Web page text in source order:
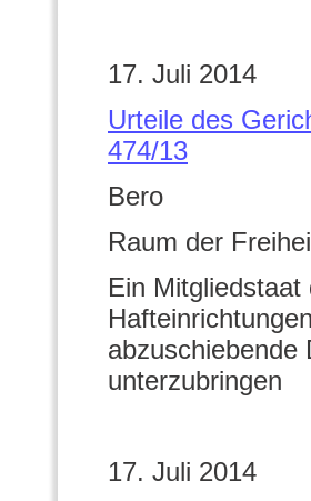
17. Juli 2014
Urteile des
474/13
Bero
Raum der
Ein
abzuschiebende
unterzubringen
17. Juli 2014